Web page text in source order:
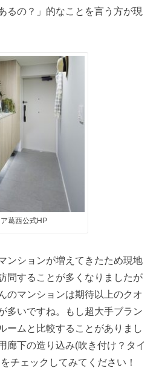
るの？」的なことを言う方が現
葛西公式HP
ンションが増えてきたため現地
問することが多くなりましたが
のマンションは期待以上のクオ
多いですね。もし超大手ブラン
ームと比較することがありまし
廊下の造り込み(吹き付け？タイ
チェックしてみてください！